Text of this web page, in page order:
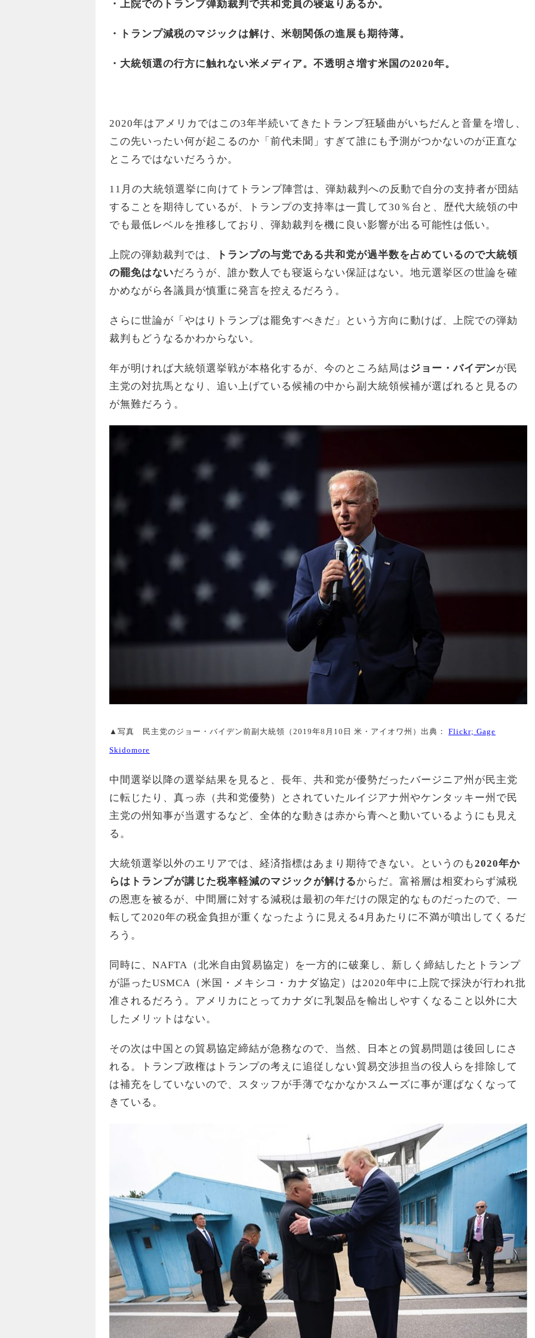
・上院でのトランプ弾劾裁判で共和党員の寝返りあるか。
・トランプ減税のマジックは解け、米朝関係の進展も期待薄。
・大統領選の行方に触れない米メディア。不透明さ増す米国の2020年。
2020年はアメリカではこの3年半続いてきたトランプ狂騒曲がいちだんと音量を増し、
この先いったい何が起こるのか「前代未聞」すぎて誰にも予測がつかないのが正直な
ところではないだろうか。
11月の大統領選挙に向けてトランプ陣営は、弾劾裁判への反動で自分の支持者が団結
することを期待しているが、トランプの支持率は一貫して30％台と、歴代大統領の中
でも最低レベルを推移しており、弾劾裁判を機に良い影響が出る可能性は低い。
上院の弾劾裁判では、
トランプの与党である共和党が過半数を占めているので大統領
の罷免はないだろうが、誰か数人でも寝返らない保証はない。地元選挙区の世論を確
かめながら各議員が慎重に発言を控えるだろう。
さらに世論が「やはりトランプは罷免すべきだ」という方向に動けば、上院での弾劾
裁判もどうなるかわからない。
年が明ければ大統領選挙戦が本格化するが、今のところ結局はジョー・バイデンが民
主党の対抗馬となり、追い上げている候補の中から副大統領候補が選ばれると見るの
が無難だろう。
▲写真 民主党のジョー・バイデン前副大統領（2019年8月10日 米・アイオワ州）出典： Flickr; Gage
Skidomore
中間選挙以降の選挙結果を見ると、長年、共和党が優勢だったバージニア州が民主党
に転じたり、真っ赤（共和党優勢）とされていたルイジアナ州やケンタッキー州で民
主党の州知事が当選するなど、全体的な動きは赤から青へと動いているようにも見え
る。
大統領選挙以外のエリアでは、経済指標はあまり期待できない。というのも2020年か
らはトランプが講じた税率軽減のマジックが解けるからだ。富裕層は相変わらず減税
の恩恵を被るが、中間層に対する減税は最初の年だけの限定的なものだったので、一
転して2020年の税金負担が重くなったように見える4月あたりに不満が噴出してくるだ
ろう。
同時に、NAFTA（北米自由貿易協定）を一方的に破棄し、新しく締結したとトランプ
が謳ったUSMCA（米国・メキシコ・カナダ協定）は2020年中に上院で採決が行われ批
准されるだろう。アメリカにとってカナダに乳製品を輸出しやすくなること以外に大
したメリットはない。
その次は中国との貿易協定締結が急務なので、当然、日本との貿易問題は後回しにさ
れる。トランプ政権はトランプの考えに追従しない貿易交渉担当の役人らを排除して
は補充をしていないので、スタッフが手薄でなかなかスムーズに事が運ばなくなって
きている。